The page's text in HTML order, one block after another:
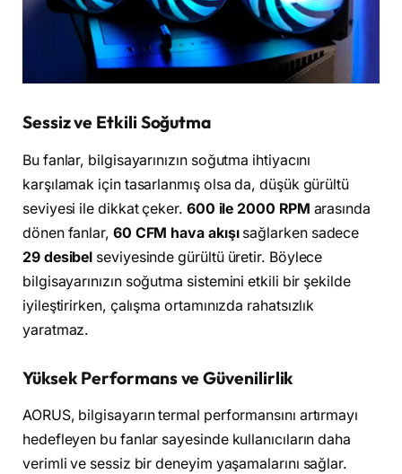
Sessiz ve Etkili Soğutma
Bu fanlar, bilgisayarınızın soğutma ihtiyacını
karşılamak için tasarlanmış olsa da, düşük gürültü
seviyesi ile dikkat çeker. 600 ile 2000 RPM arasında
dönen fanlar, 60 CFM hava akışısağlarken sadece
29 desibel seviyesinde gürültü üretir. Böylece
bilgisayarınızın soğutma sistemini etkili bir şekilde
iyileştirirken, çalışma ortamınızda rahatsızlık
yaratmaz.
Yüksek Performans ve Güvenilirlik
AORUS, bilgisayarın termal performansını artırmayı
hedefleyen bu fanlar sayesinde kullanıcıların daha
verimli ve sessiz bir deneyim yaşamalarını sağlar.